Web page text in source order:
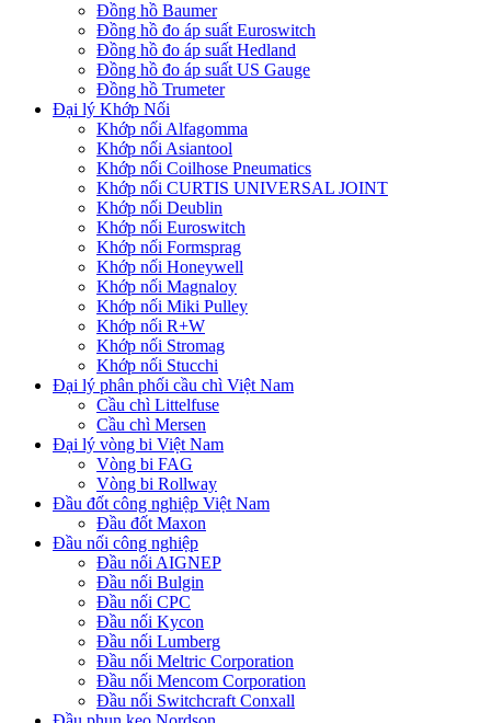
Đồng hồ Baumer
Đồng hồ đo áp suất Euroswitch
Đồng hồ đo áp suất Hedland
Đồng hồ đo áp suất US Gauge
Đồng hồ Trumeter
Đại lý Khớp Nối
Khớp nối Alfagomma
Khớp nối Asiantool
Khớp nối Coilhose Pneumatics
Khớp nối CURTIS UNIVERSAL JOINT
Khớp nối Deublin
Khớp nối Euroswitch
Khớp nối Formsprag
Khớp nối Honeywell
Khớp nối Magnaloy
Khớp nối Miki Pulley
Khớp nối R+W
Khớp nối Stromag
Khớp nối Stucchi
Đại lý phân phối cầu chì Việt Nam
Cầu chì Littelfuse
Cầu chì Mersen
Đại lý vòng bi Việt Nam
Vòng bi FAG
Vòng bi Rollway
Đầu đốt công nghiệp Việt Nam
Đầu đốt Maxon
Đầu nối công nghiệp
Đầu nối AIGNEP
Đầu nối Bulgin
Đầu nối CPC
Đầu nối Kycon
Đầu nối Lumberg
Đầu nối Meltric Corporation
Đầu nối Mencom Corporation
Đầu nối Switchcraft Conxall